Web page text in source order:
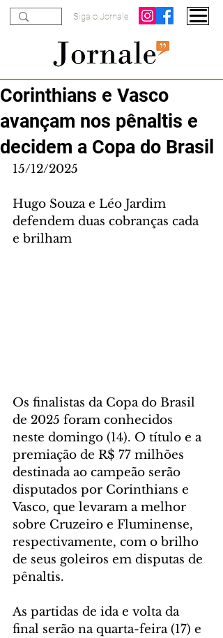
Siga o Jornale
Corinthians e Vasco
avançam nos pênaltis e
decidem a Copa do Brasil
15/12/2025
Hugo Souza e Léo Jardim
defendem duas cobranças cada
e brilham
Os finalistas da Copa do Brasil
de 2025 foram conhecidos
neste domingo (14). O título e a
premiação de R$ 77 milhões
destinada ao campeão serão
disputados por Corinthians e
Vasco, que levaram a melhor
sobre Cruzeiro e Fluminense,
respectivamente, com o brilho
de seus goleiros em disputas de
pênaltis.
As partidas de ida e volta da
final serão na quarta-feira (17) e